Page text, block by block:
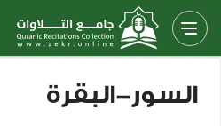
السور-البقرة